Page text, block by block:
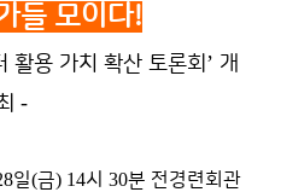
들 모이다!
활용 가치 확산 토론회 ’ 개
-
일(금) 14시 30분 전경련회관